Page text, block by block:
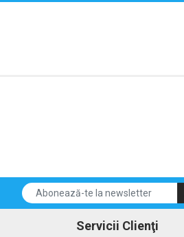
Servicii Clienţi